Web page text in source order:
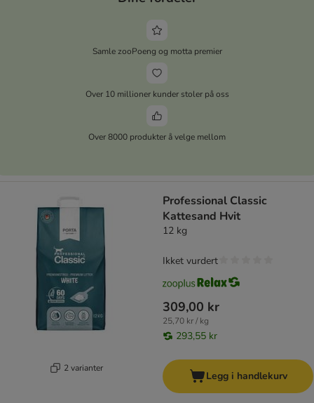
Samle zooPoeng og motta premier
Over 10 millioner kunder stoler på oss
Over 8000 produkter å velge mellom
2 varianter
Professional Classic
Kattesand Hvit
12 kg
309,00 kr
25,70 kr / kg
293,55 kr
Ikket vurdert
Legg i handlekurv